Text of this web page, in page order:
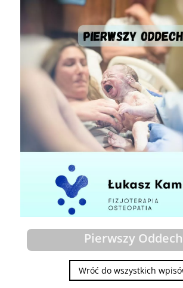
Pierwszy Oddech
Wróć do wszystkich